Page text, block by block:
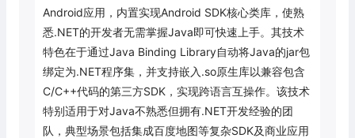
Android应用，内置实现Android SDK核心类库，使熟
悉.NET的开发者无需掌握Java即可快速上手。其技术
特色在于通过Java Binding Library自动将Java的jar包
绑定为.NET程序集，并支持嵌入.so原生库以兼容包含
C/C++代码的第三方SDK，实现跨语言互操作。该技术
特别适用于对Java不熟悉但拥有.NET开发经验的团
队，典型场景包括集成百度地图等复杂SDK及商业应用